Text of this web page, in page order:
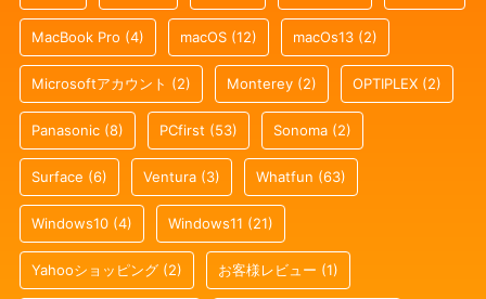
MacBook Pro (4) macOS (12) macOs13 (2)
Microsoftアカウント (2) Monterey (2) OPTIPLEX (2)
Panasonic (8) PCfirst (53) Sonoma (2)
Surface (6) Ventura (3) Whatfun (63)
Windows10 (4) Windows11 (21)
Yahooショッピング (2) お客様レビュー (1)